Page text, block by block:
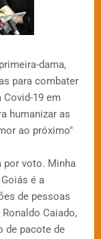
dama,
para combater
19 em
humanizar as
ao próximo"
por voto. Minha
é a
de pessoas
Caiado,
de pacote de